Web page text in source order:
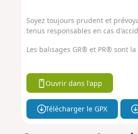
Soyez toujours prudent et
tenus responsables en cas
Les balisages GR® et PR® sont
Ouvrir dans l'app
Télécharger le GPX